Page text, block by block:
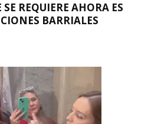
REQUIERE AHORA ES
BARRIALES